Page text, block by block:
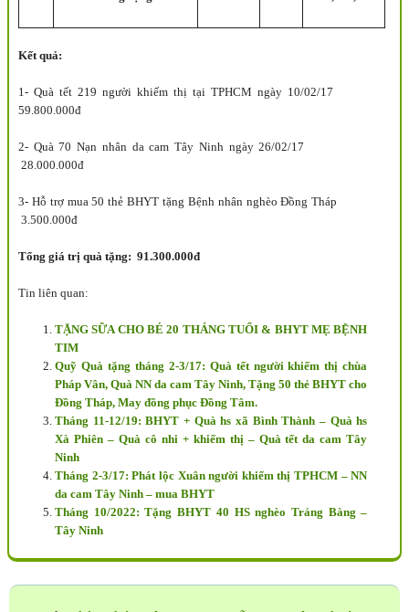
Kết quả:
1- Quà tết 219 người khiếm thị tại TPHCM ngày 10/02/17
59.800.000đ
2- Quà 70 Nạn nhân da cam Tây Ninh ngày 26/02/17
28.000.000đ
3- Hỗ trợ mua 50 thẻ BHYT tặng Bệnh nhân nghèo Đồng Tháp
3.500.000đ
Tổng giá trị quà tặng: 91.300.000đ
Tin liên quan:
TẶNG SỮA CHO BÉ 20 THÁNG TUỔI & BHYT MẸ BỆNH
TIM
Quỹ Quà tặng tháng 2-3/17: Quà tết người khiếm thị chùa
Pháp Vân, Quà NN da cam Tây Ninh, Tặng 50 thẻ BHYT cho
Đồng Tháp, May đồng phục Đồng Tâm.
Tháng 11-12/19: BHYT + Quà hs xã Bình Thành – Quà hs
Xà Phiên – Quà cô nhi + khiếm thị – Quà tết da cam Tây
Ninh
Tháng 2-3/17: Phát lộc Xuân người khiếm thị TPHCM – NN
da cam Tây Ninh – mua BHYT
Tháng 10/2022: Tặng BHYT 40 HS nghèo Trảng Bàng –
Tây Ninh